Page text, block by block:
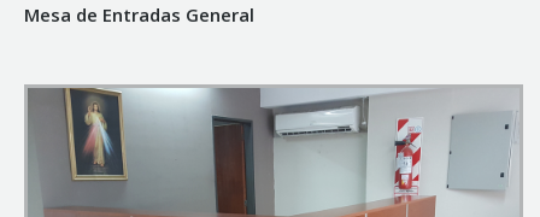
Mesa de Entradas General